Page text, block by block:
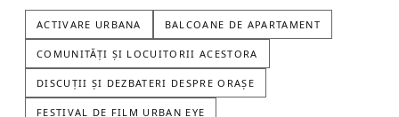
ACTIVARE URBANA BALCOANE DE APARTAMENT
COMUNITĂȚI ȘI LOCUITORII ACESTORA
DISCUȚII ȘI DEZBATERI DESPRE ORAȘE
FESTIVAL DE FILM URBAN EYE